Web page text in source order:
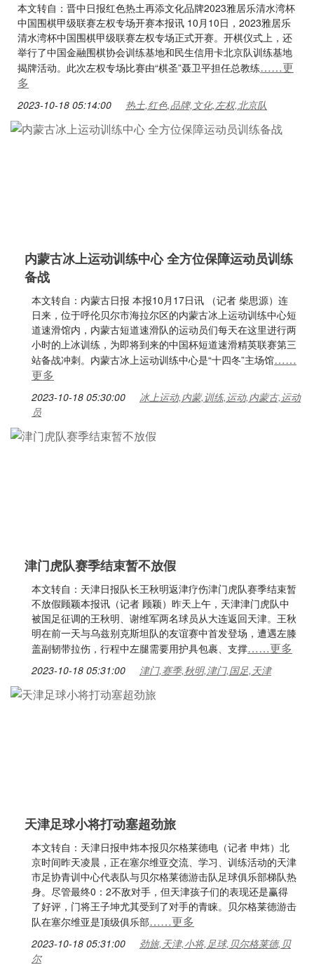
本文转自：晋中日报红色热土再添文化品牌2023雅居乐清水湾杯
中国围棋甲级联赛左权专场开赛本报讯 10月10日，2023雅居乐
清水湾杯中国围棋甲级联赛左权专场正式开赛。开棋仪式上，还
举行了中国金融围棋协会训练基地和民生信用卡北京队训练基地
揭牌活动。此次左权专场比赛由“棋圣”聂卫平担任总教练……更
多
2023-10-18 05:14:00 热土,红色,品牌,文化,左权,北京队
内蒙古冰上运动训练中心 全方位保障运动员训练
备战
本文转自：内蒙古日报 本报10月17日讯 （记者 柴思源）连
日来，位于呼伦贝尔市海拉尔区的内蒙古冰上运动训练中心短
道速滑馆内，内蒙古短道速滑队的运动员们每天在这里进行两
小时的上冰训练，为即将到来的中国杯短道速滑精英联赛第三
站备战冲刺。内蒙古冰上运动训练中心是“十四冬”主场馆……
更多
2023-10-18 05:30:00
冰上运动,内蒙,训练,运动,内蒙古,运动
员
津门虎队赛季结束暂不放假
本文转自：天津日报队长王秋明返津疗伤津门虎队赛季结束暂
不放假顾颖本报讯（记者 顾颖）昨天上午，天津津门虎队中
被国足征调的王秋明、谢维军两名球员从大连返回天津。王秋
明在前一天与乌兹别克斯坦队的友谊赛中首发登场，遭遇左膝
盖副韧带拉伤，行程中左腿需要用护具包裹、支撑……更多
2023-10-18 05:31:00 津门,赛季,秋明,津门,国足,天津
天津足球小将打动塞超劲旅
本文转自：天津日报申炜本报贝尔格莱德电（记者 申炜）北
京时间昨天凌晨，正在塞尔维亚交流、学习、训练活动的天津
市足协青训中心代表队与贝尔格莱德游击队足球俱乐部梯队热
身。尽管最终0：2不敌对手，但天津孩子们的表现还是赢得
了好评，门将王子坤尤其受到了对手的青睐。贝尔格莱德游击
队在塞尔维亚是顶级俱乐部……更多
2023-10-18 05:31:00
劲旅,天津,小将,足球,贝尔格莱德,贝
尔